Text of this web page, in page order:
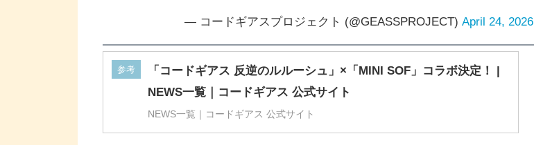
— コードギアスプロジェクト (@GEASSPROJECT) April 24, 2026
参考
「コードギアス 反逆のルルーシュ」×「MINI SOF」コラボ決定！ |
NEWS一覧｜コードギアス 公式サイト
NEWS一覧｜コードギアス 公式サイト